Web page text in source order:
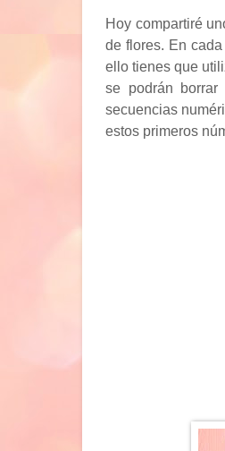
Hoy compartiré
de flores. En
ello tienes que
se podrán
secuencias
estos primeros